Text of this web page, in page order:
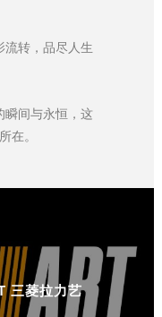
流转，品尽人生
瞬间与永恒，这
在。
三菱拉力艺